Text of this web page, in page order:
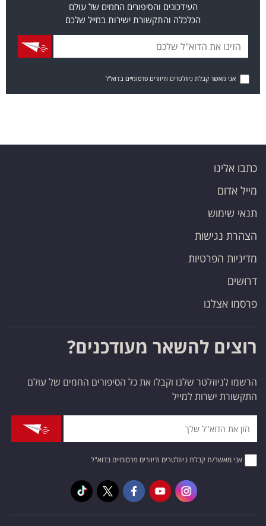
העידכונים והסיפורים החמים של עולם
הכלכלה והתקשורת ישירות במייל שלכם
אני מאשר קבלת ניוזלטרים ודיוורים פרסומיים בדוא"ל
כתבו אלינו
מייל אדום
תנאי שימוש
הצהרת נגישות
מדיניות הפרטיות
דרושים
פרסמו אצלנו
רוצים להשאר מעודכנים?
הרשמו לניוזלטר שלנו וקבלו את כל הסיפורים החמים של עולם
התקשורת ישרות למייל
אני מאשר/ת קבלת ניוזלטרים ודיוורים פרסומיים בדוא"ל